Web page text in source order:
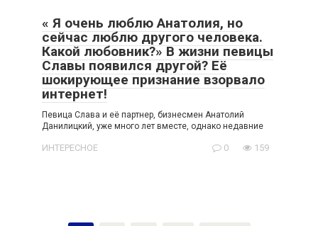
« Я очень люблю Анатолия, но
сейчас люблю другого человека.
Какой любовник?» В жизни певицы
Славы появился другой? Её
шокирующее признание взорвало
интернет!
Певица Слава и её партнер, бизнесмен Анатолий
Данилицкий, уже много лет вместе, однако недавние
ИНТЕРЕСНОЕ 0 159